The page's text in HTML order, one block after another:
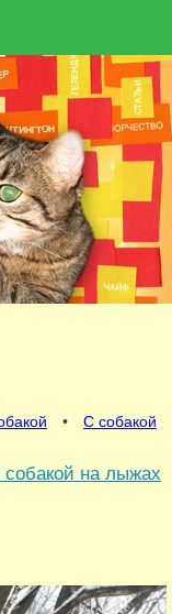
•
С собакой
на лыжах